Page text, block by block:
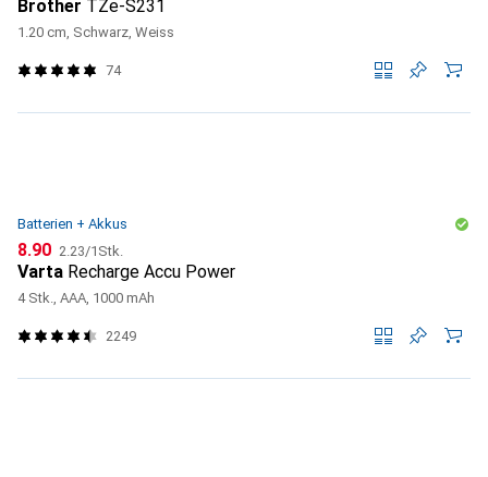
Brother TZe-S231
1.20 cm, Schwarz, Weiss
74
Batterien + Akkus
CHF
8.90 CHF
2.23/1Stk.
Varta Recharge Accu Power
4 Stk., AAA, 1000 mAh
2249